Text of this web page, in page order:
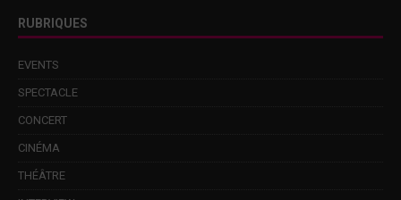
RUBRIQUES
EVENTS
SPECTACLE
CONCERT
CINÉMA
THÉÂTRE